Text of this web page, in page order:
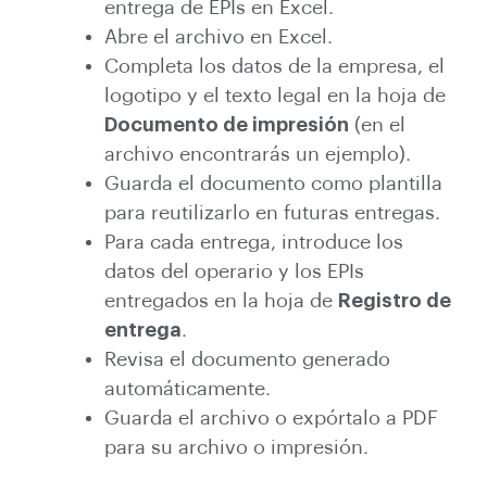
entrega de EPIs en Excel.
Abre el archivo en Excel.
Completa los datos de la empresa, el
logotipo y el texto legal en la hoja de
Documento de impresión (en el
archivo encontrarás un ejemplo).
Guarda el documento como plantilla
para reutilizarlo en futuras entregas.
Para cada entrega, introduce los
datos del operario y los EPIs
entregados en la hoja de Registro de
entrega.
Revisa el documento generado
automáticamente.
Guarda el archivo o expórtalo a PDF
para su archivo o impresión.